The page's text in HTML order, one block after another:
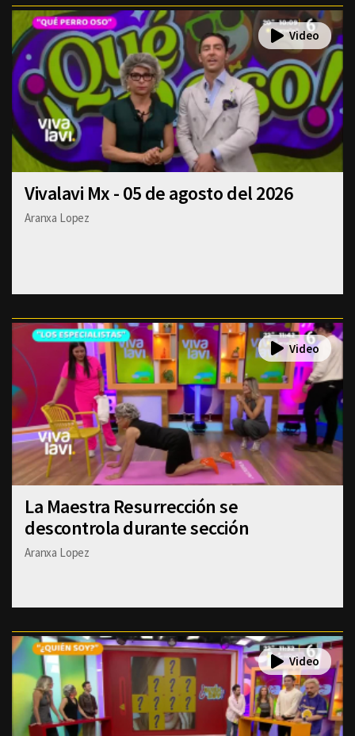
Vivalavi Mx - 05 de agosto del 2026
Aranxa Lopez
La Maestra Resurrección se
descontrola durante sección
Aranxa Lopez